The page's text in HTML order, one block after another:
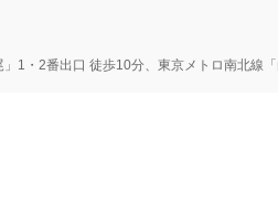
1・2番出口 徒歩10分、東京メトロ南北線